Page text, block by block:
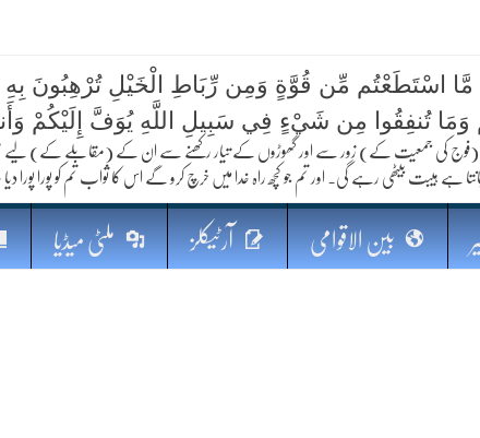
مستقبل
مَّا اسْتَطَعْتُم مِّن قُوَّةٍ وَمِن رِّبَاطِ الْخَيْلِ تُرْهِبُونَ بِهِ
وَمَا تُنفِقُوا مِن شَيْءٍ فِي سَبِيلِ اللَّهِ يُوَفَّ إِلَيْكُمْ وَأَنتُمْ
کی جمعیت کے) زور سے اور گھوڑوں کے تیار رکھنے سے ان کے (مقابلے کے) لیے
ہے ہیبت بیٹھی رہے گی۔ اور تم جو کچھ راہ خدا میں خرچ کرو گے اس کا ثواب تم کو پورا پورا
بین الاقوامی آرٹیکلز ملٹی میڈیا